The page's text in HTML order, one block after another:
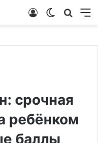
Поиск
Switch
Войти
срочная
ребёнком
баллы